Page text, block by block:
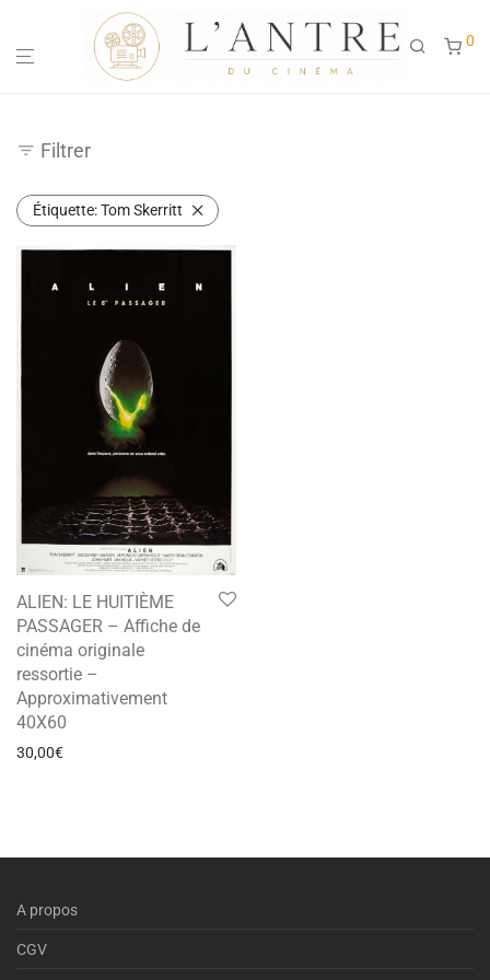
0
Filtrer
Étiquette:Tom Skerritt
ALIEN: LE HUITIÈME
PASSAGER – Affiche de
cinéma originale
ressortie –
Approximativement
40X60
30,00€
A propos
CGV